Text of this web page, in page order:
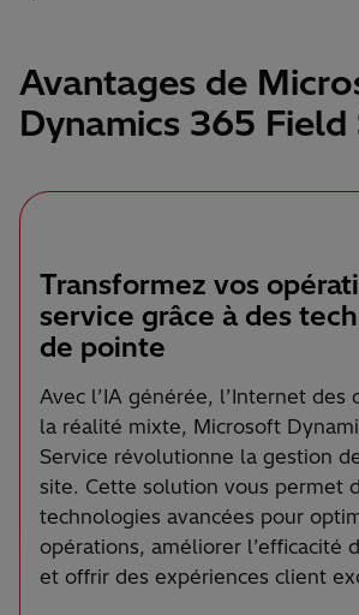
Avantages de
Dynamics 365 Field
Transformez vos
service grâce à des
de pointe
Avec l’IA générée, l’Internet des
la réalité mixte, Microsoft
Service révolutionne la gestion
site. Cette solution vous permet
technologies avancées pour
opérations, améliorer l’efficacité
et offrir des expériences client